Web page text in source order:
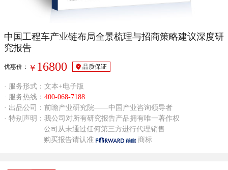
中国工程车产业链布局全景梳理与招商策略建议深度研
究报告
优惠价： ￥ 16800 品质保证
· 服务形式：文本+电子版
· 服务热线： 400-068-7188
· 出品公司：前瞻产业研究院——中国产业咨询领导者
· 特别声明：我公司对所有研究报告产品拥有唯一著作权
公司从未通过任何第三方进行代理销售
购买报告请认准
商标